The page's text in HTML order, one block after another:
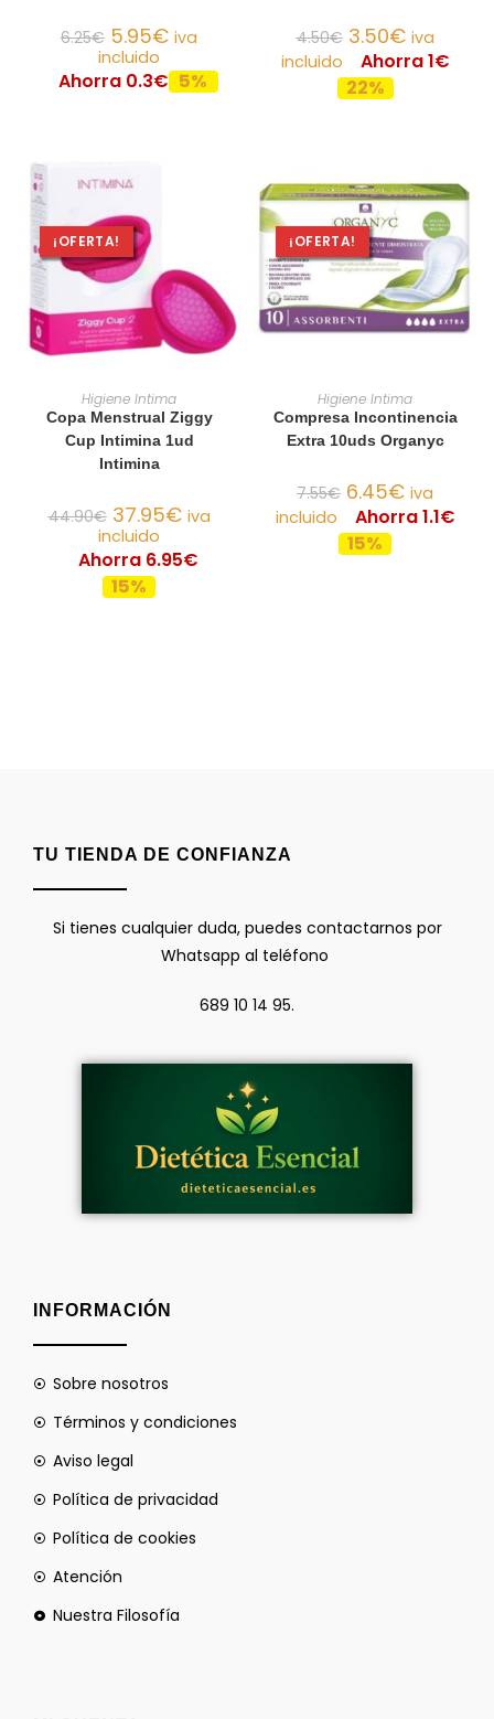
6.25€ 5.95€ iva
incluido
Ahorra 0.3€ 5%
4.50€ 3.50€ iva
incluido
Ahorra 1€
22%
¡OFERTA!
AÑADIR AL CARRITO
Higiene Intima
Copa Menstrual Ziggy
Cup Intimina 1ud
Intimina
44.90€ 37.95€ iva
incluido
Ahorra 6.95€
15%
¡OFERTA!
AÑADIR AL CARRITO
Higiene Intima
Compresa Incontinencia
Extra 10uds Organyc
7.55€ 6.45€ iva
incluido
Ahorra 1.1€
15%
TU TIENDA DE CONFIANZA
Si tienes cualquier duda, puedes contactarnos por
Whatsapp al teléfono
689 10 14 95.
INFORMACIÓN
Sobre nosotros
Términos y condiciones
Aviso legal
Política de privacidad
Política de cookies
Atención
Nuestra Filosofía